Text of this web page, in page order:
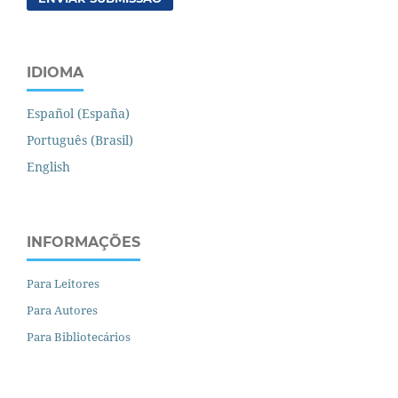
IDIOMA
Español (España)
Português (Brasil)
English
INFORMAÇÕES
Para Leitores
Para Autores
Para Bibliotecários